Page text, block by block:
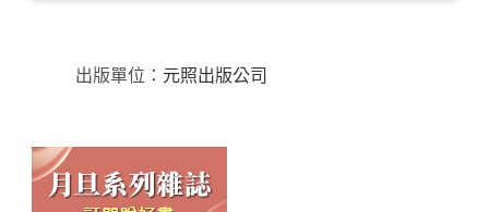
出版單位： 元照出版公司